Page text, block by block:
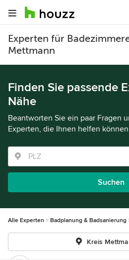
Experten für
Mettmann
Finden Sie passende
Nähe
Beantworten Sie ein paar Fragen
Experten, die Ihnen helfen
Suchen
Alle Experten Badplanung & Badsanierung
Kreis